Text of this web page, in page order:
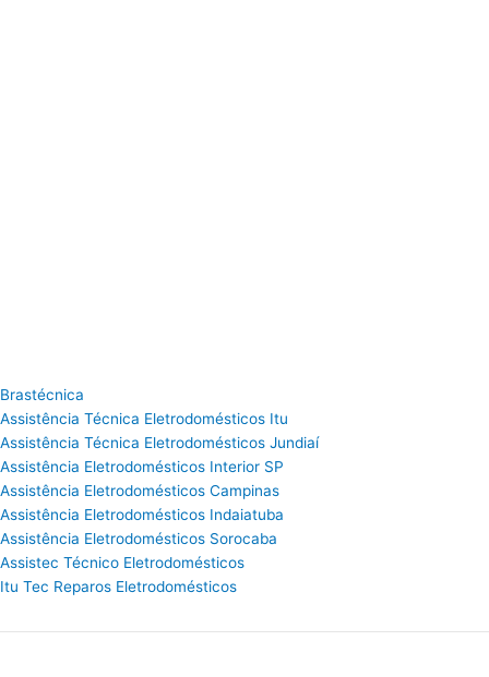
Brastécnica
Assistência Técnica Eletrodomésticos Itu
Assistência Técnica Eletrodomésticos Jundiaí
Assistência Eletrodomésticos Interior SP
Assistência Eletrodomésticos Campinas
Assistência Eletrodomésticos Indaiatuba
Assistência Eletrodomésticos Sorocaba
Assistec Técnico Eletrodomésticos
Itu Tec Reparos Eletrodomésticos